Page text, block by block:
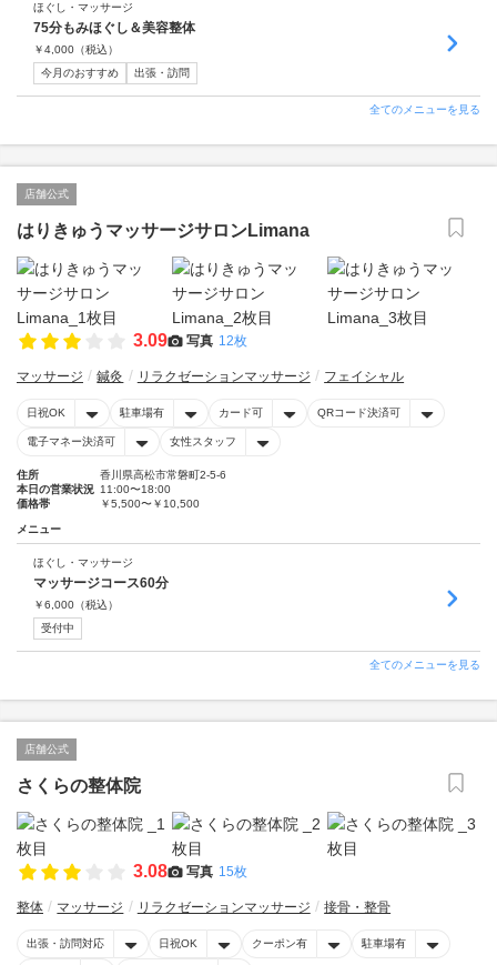
ほぐし・マッサージ
75分もみほぐし＆美容整体
￥4,000 （税込）
今月のおすすめ
出張・訪問
全てのメニューを見る
店舗公式
はりきゅうマッサージサロンLimana
3.09 写真 12枚
マッサージ 鍼灸 リラクゼーションマッサージ フェイシャル
日祝OK 駐車場有 カード可 QRコード決済可
電子マネー決済可 女性スタッフ
住所
香川県高松市常磐町2-5-6
本日の営業状況 11:00〜18:00
価格帯
￥5,500〜￥10,500
メニュー
ほぐし・マッサージ
マッサージコース60分
￥6,000 （税込）
受付中
全てのメニューを見る
店舗公式
さくらの整体院
3.08 写真 15枚
整体 マッサージ リラクゼーションマッサージ 接骨・整骨
出張・訪問対応 日祝OK クーポン有 駐車場有